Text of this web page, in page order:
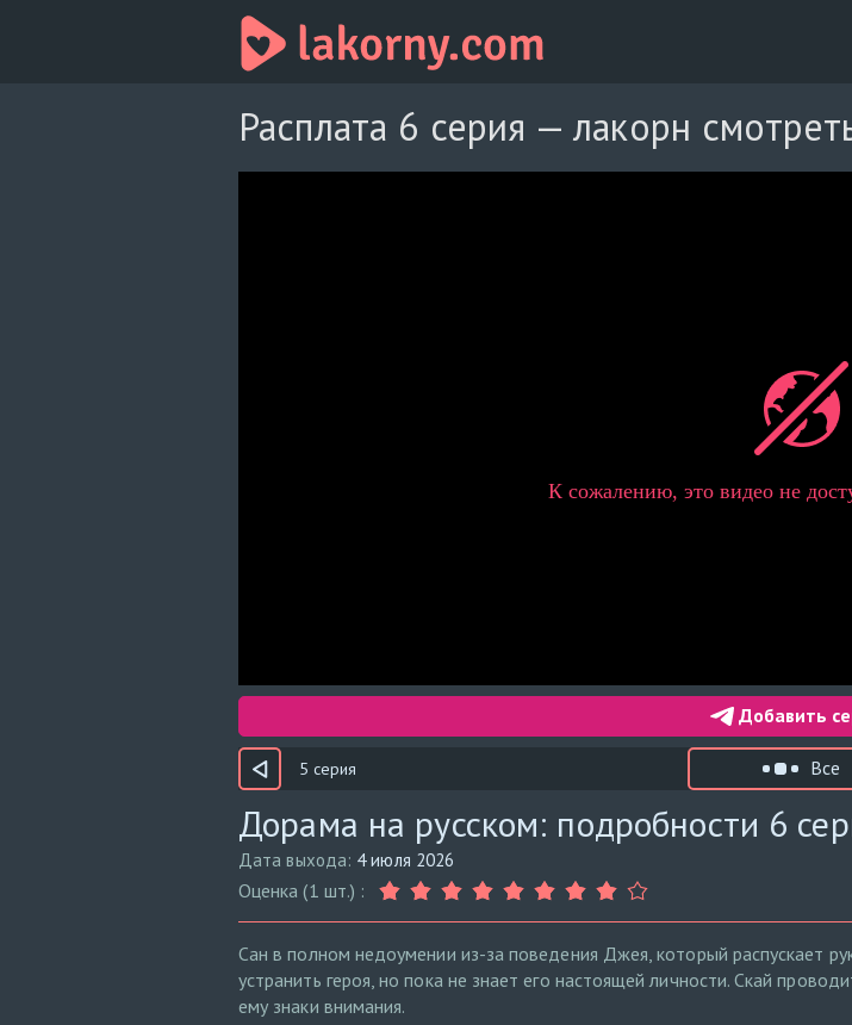
Расплата 6 серия — лакорн
Добавить
5 серия Все
Дорама на русском: подробности 6
Дата выхода: 4 июля 2026
Оценка (1 шт.) :
Сан в полном недоумении из-за поведения Джея, который распускает
устранить героя, но пока не знает его настоящей личности. Скай
ему знаки внимания.